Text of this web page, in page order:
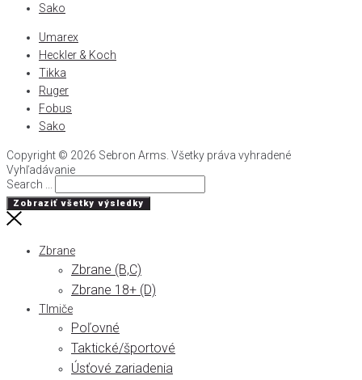
Sako
Umarex
Heckler & Koch
Tikka
Ruger
Fobus
Sako
Copyright © 2026 Sebron Arms. Všetky práva vyhradené
Vyhľadávanie
Search ...
Zobraziť všetky výsledky
Zbrane
Zbrane (B,C)
Zbrane 18+ (D)
Tlmiče
Poľovné
Taktické/športové
Úsťové zariadenia